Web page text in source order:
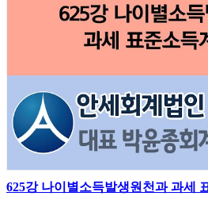
625강 나이별소득발생원천과 과세